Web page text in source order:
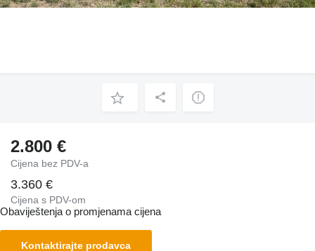
2.800 €
Cijena bez PDV-a
3.360 €
Cijena s PDV-om
Obaviještenja o promjenama cijena
Kontaktirajte prodavca